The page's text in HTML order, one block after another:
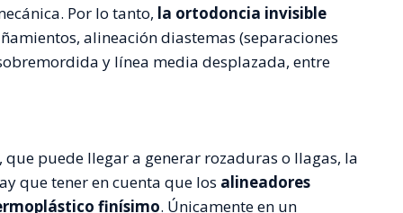
Por lo tanto, la ortodoncia invisible
alineación diastemas (separaciones
y línea media desplazada, entre
, que puede llegar a generar rozaduras o llagas, la
que tener en cuenta que los alineadores
finísimo. Únicamente en un